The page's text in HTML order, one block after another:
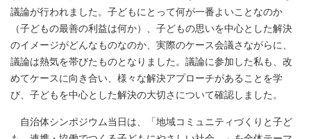
議論が行われました。子どもにとって何が一番よいことなのか
（子どもの最善の利益は何か）、子どもの思いを中心とした解決
のイメージがどんなものなのか、実際のケース会議さながらに、
議論は熱気を帯びたものとなりました。議論に参加した私も、改
めてケースに向き合い、様々な解決アプローチがあることを学
び、子どもを中心とした解決の大切さについて確認しました。
自治体シンポジウム当日は、「地域コミュニティづくりと子ど